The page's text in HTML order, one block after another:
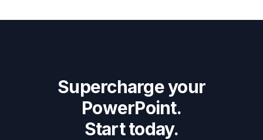
Supercharge your
PowerPoint.
Start today.